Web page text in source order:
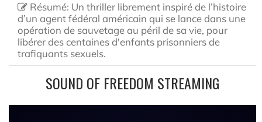
Résumé: Un thriller librement inspiré de l’histoire
d’un agent fédéral américain qui se lance dans une
opération de sauvetage au péril de sa vie, pour
libérer des centaines d'enfants prisonniers de
trafiquants sexuels.
SOUND OF FREEDOM STREAMING